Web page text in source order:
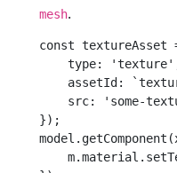
mesh.
const textureAsset
type:
assetId:
src: 'some-
});